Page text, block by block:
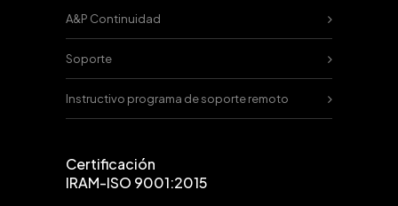
A&P Continuidad
Soporte
Instructivo programa de soporte remoto
Certificación
IRAM-ISO 9001:2015